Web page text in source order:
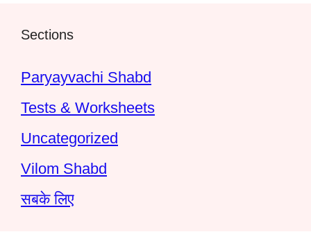
Sections
Paryayvachi Shabd
Tests & Worksheets
Uncategorized
Vilom Shabd
सबके लिए